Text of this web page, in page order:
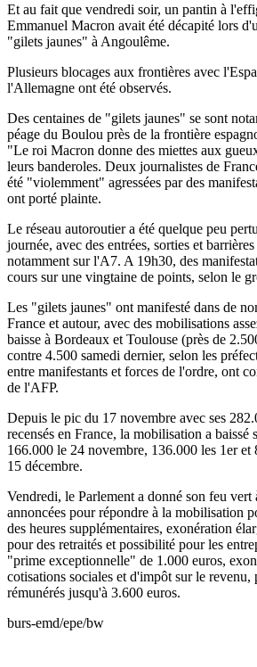
Et au fait que vendredi soir, un pantin à
Emmanuel Macron avait été décapité lors
"gilets jaunes" à Angoulême.
Plusieurs blocages aux frontières avec
l'Allemagne ont été observés.
Des centaines de "gilets jaunes" se sont
péage du Boulou près de la frontière
"Le roi Macron donne des miettes aux
leurs banderoles. Deux journalistes de
été "violemment" agressées par des
ont porté plainte.
Le réseau autoroutier a été quelque peu
journée, avec des entrées, sorties et
notamment sur l'A7. A 19h30, des
cours sur une vingtaine de points, selon le
Les "gilets jaunes" ont manifesté dans de
France et autour, avec des mobilisations
baisse à Bordeaux et Toulouse (près de
contre 4.500 samedi dernier, selon les
entre manifestants et forces de l'ordre, ont
de l'AFP.
Depuis le pic du 17 novembre avec ses
recensés en France, la mobilisation a baissé
166.000 le 24 novembre, 136.000 les 1er et
15 décembre.
Vendredi, le Parlement a donné son feu vert
annoncées pour répondre à la mobilisation
des heures supplémentaires, exonération
pour des retraités et possibilité pour les
"prime exceptionnelle" de 1.000 euros,
cotisations sociales et d'impôt sur le revenu,
rémunérés jusqu'à 3.600 euros.
burs-emd/epe/bw